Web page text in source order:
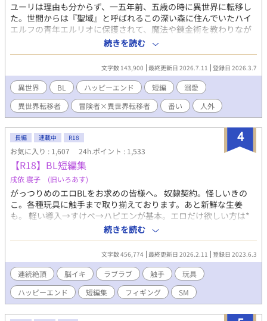
ユーリは理由も分からず、一五年前、五歳の時に異世界に転移し
た。世間からは『聖域』と呼ばれるこの深い森に住んでいたハイ
エルフの青年エルリオに保護されて、魔法や錬金術を教わりなが
ら暮らしていたが、ある理由で現在は一人暮らし。 森から出たこ
とがないユーリはちょっと寂しいと思いながらものんびり過ごし
ていたが、ある日、行き倒れの冒険者を拾ってしまう。 彼はアイ
オンと名乗り、しばらくユーリの家に同居することになるのだ
が……。 Ｒ15。ハッピーエンド。 いつものように思いつきです。
短編予定ですがたぶん不定期更新です。→ちょっと長くなったの
で長編に変更しますが、そんなに長くはならないと思います。 ※
番外編も終わって、完結しました。読んでくださってありがとう
ございます！
続きを読む
文字数 143,900 最終更新日 2026.7.11 登録日 2026.3.7
異世界 BL ハッピーエンド 短編
溺愛
異世界転移者
冒険者×異世界転移者 番い 人外
4
長編 連載中 R18
お気に入り : 1,607 24h.ポイント : 1,533
【R18】BL短編集
戌依 寝子 (旧いろあす)
がっつりめのエロBLをお求めの皆様へ。 奴隷契約。怪しいきの
こ。各種玩具に触手まで取り揃えております。あと新鮮な生姜
も。 軽い導入→すけべ→ハピエンが基本。エロだけ欲しい方は*
マークを探してください。 各話の内容を下記よりご参照の上お好
みのお話をお読みいただければと思います。 お気に召すものがあ
りますように。 【のんびり雑談】 →敬語、言葉攻め、強制・連続
絶頂、前立腺、潮吹き 【ロングアイランド・アイスティー】 →甘
め、攻フェラ、誘い受、ハッピーエンド 【家なき子】 →玩具(ロ
ーター、ニプルクリップ、ディルド、ブジー)･前立腺･強制絶頂･
失禁･失神･潮吹き、結腸、尿道、メス堕ち、ハッピーエンド 【冒
険の書】 →ファンタジー、触手、前立腺、時間停止(少)、潮吹
き、結腸責め、強制・連続絶頂、尿道、ハッピーエンド？ 【探偵
続きを読む
文字数 456,774 最終更新日 2026.2.11 登録日 2023.6.3
連続絶頂 脳イキ ラブラブ 触手
玩具
ハッピーエンド
短編集 フィギング SM